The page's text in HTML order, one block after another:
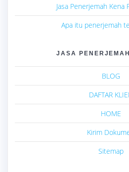
Jasa Penerjemah Kena
Apa itu penerjemah
JASA
BLOG
DAFTAR
HOME
Kirim
Sitemap